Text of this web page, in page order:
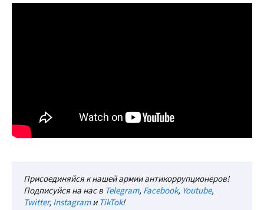
Присоединяйся к нашей армии антикоррупционеров!
Подписуйся на нас в Telegram, Facebook, Youtube,
Twitter, InstagramиTikTok!